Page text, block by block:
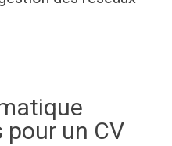
un CV